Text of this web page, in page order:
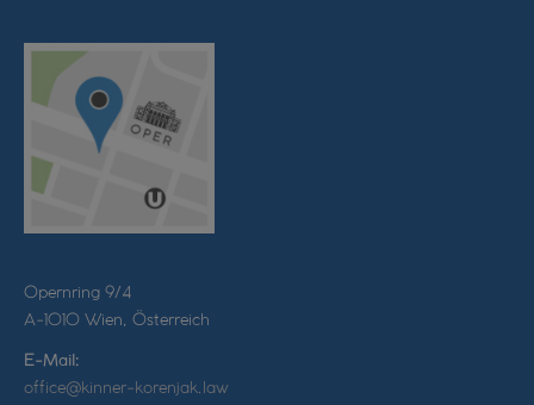
Opernring 9/4
A-1010 Wien, Österreich
E-Mail:
office@kinner-korenjak.law